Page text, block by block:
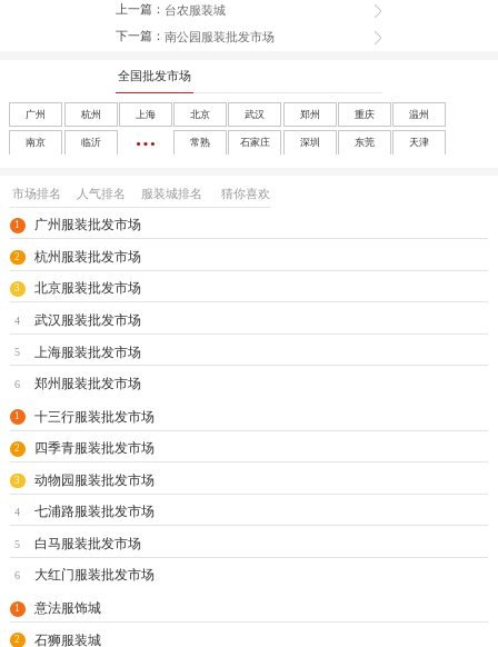
上一篇： 台农服装城
下一篇： 南公园服装批发市场
全国批发市场
广州 杭州 上海 北京 武汉 郑州 重庆 温州
南京 临沂 常熟 石家庄 深圳 东莞 天津
哈尔滨 合肥 福州 南昌 济南
海口 玩具 尾货
市场排名 人气排名 服装城排名 猜你喜欢
1 广州服装批发市场
2 杭州服装批发市场
3 北京服装批发市场
4 武汉服装批发市场
5 上海服装批发市场
6 郑州服装批发市场
1 十三行服装批发市场
2 四季青服装批发市场
3 动物园服装批发市场
4 七浦路服装批发市场
5 白马服装批发市场
6 大红门服装批发市场
1 意法服饰城
2 石狮服装城